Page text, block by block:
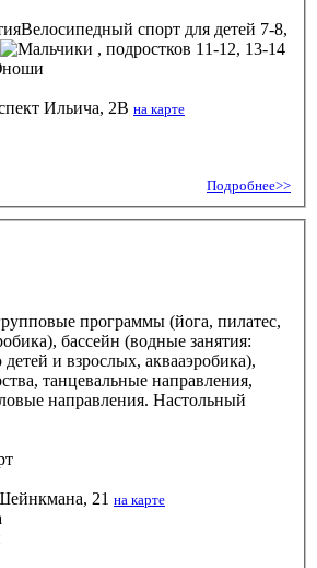
Велосипедный спорт для детей 7-8,
, подростков 11-12, 13-14
Ильича, 2В на карте
Подробнее>>
программы (йога, пилатес,
бассейн (водные занятия:
и взрослых, аквааэробика),
танцевальные направления,
направления. Настольный
21 на карте